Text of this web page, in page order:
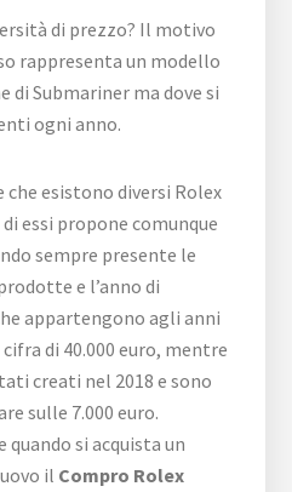
di prezzo? Il motivo
rappresenta un modello
Submariner ma dove si
ogni anno.
esistono diversi Rolex
essi propone comunque
sempre presente le
e l’anno di
appartengono agli anni
di 40.000 euro, mentre
creati nel 2018 e sono
sulle 7.000 euro.
quando si acquista un
il Compro Rolex